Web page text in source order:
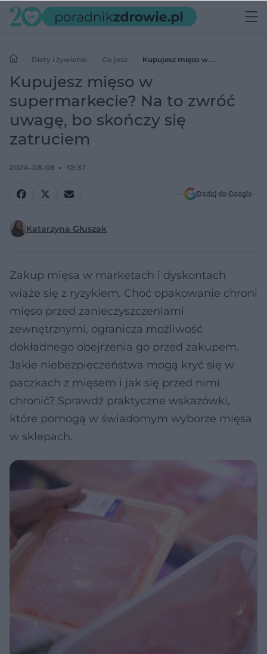
Diety i żywienie Co jesz
Kupujesz mięso w
supermarkecie? Na to zwróć uwagę, bo skończy się zatruciem
Kupujesz mięso w
supermarkecie? Na to zwróć
uwagę, bo skończy się
zatruciem
2024-08-08 12:37
Dodaj do Google
Katarzyna Głuszak
Zakup mięsa w marketach i dyskontach
wiąże się z ryzykiem. Choć opakowanie chroni
mięso przed zanieczyszczeniami
zewnętrznymi, ogranicza możliwość
dokładnego obejrzenia go przed zakupem.
Jakie niebezpieczeństwa mogą kryć się w
paczkach z mięsem i jak się przed nimi
chronić? Sprawdź praktyczne wskazówki,
które pomogą w świadomym wyborze mięsa
w sklepach.